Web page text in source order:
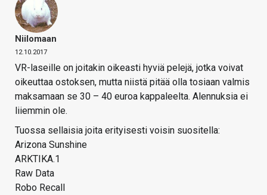
Niilomaan
12.10.2017
VR-laseille on joitakin oikeasti hyviä pelejä, jotka voivat
oikeuttaa ostoksen, mutta niistä pitää olla tosiaan valmis
maksamaan se 30 – 40 euroa kappaleelta. Alennuksia ei
liiemmin ole.
Tuossa sellaisia joita erityisesti voisin suositella:
Arizona Sunshine
ARKTIKA.1
Raw Data
Robo Recall